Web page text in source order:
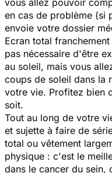
vous allez pouvoir
en cas de problème (si
envoie votre dossier
Ecran total
pas nécessaire d'être
au soleil, mais vous
coups de soleil dans la
votre vie. Profitez bien
soit.
Tout au long de votre
et sujette à faire de
total ou vêtement
physique : c'est le
dans le cancer du sein,